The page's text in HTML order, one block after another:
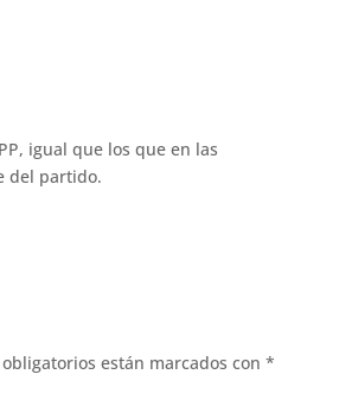
igual que los que en las
del partido.
obligatorios están marcados con *